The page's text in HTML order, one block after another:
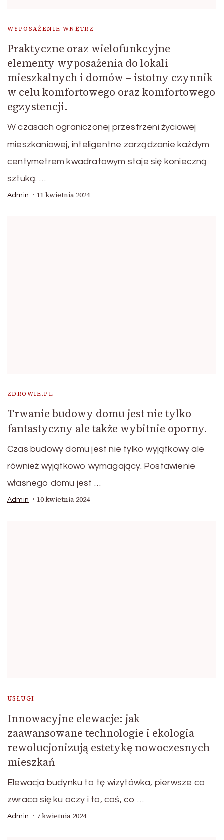
WYPOSAŻENIE WNĘTRZ
Praktyczne oraz wielofunkcyjne
elementy wyposażenia do lokali
mieszkalnych i domów – istotny czynnik
w celu komfortowego oraz komfortowego
egzystencji.
W czasach ograniczonej przestrzeni życiowej
mieszkaniowej, inteligentne zarządzanie każdym
centymetrem kwadratowym staje się konieczną
sztuką. …
Admin 11 kwietnia 2024
ZDROWIE.PL
Trwanie budowy domu jest nie tylko
fantastyczny ale także wybitnie oporny.
Czas budowy domu jest nie tylko wyjątkowy ale
również wyjątkowo wymagający. Postawienie
własnego domu jest …
Admin 10 kwietnia 2024
USŁUGI
Innowacyjne elewacje: jak
zaawansowane technologie i ekologia
rewolucjonizują estetykę nowoczesnych
mieszkań
Elewacja budynku to tę wizytówka, pierwsze co
zwraca się ku oczy i to, coś, co …
Admin 7 kwietnia 2024